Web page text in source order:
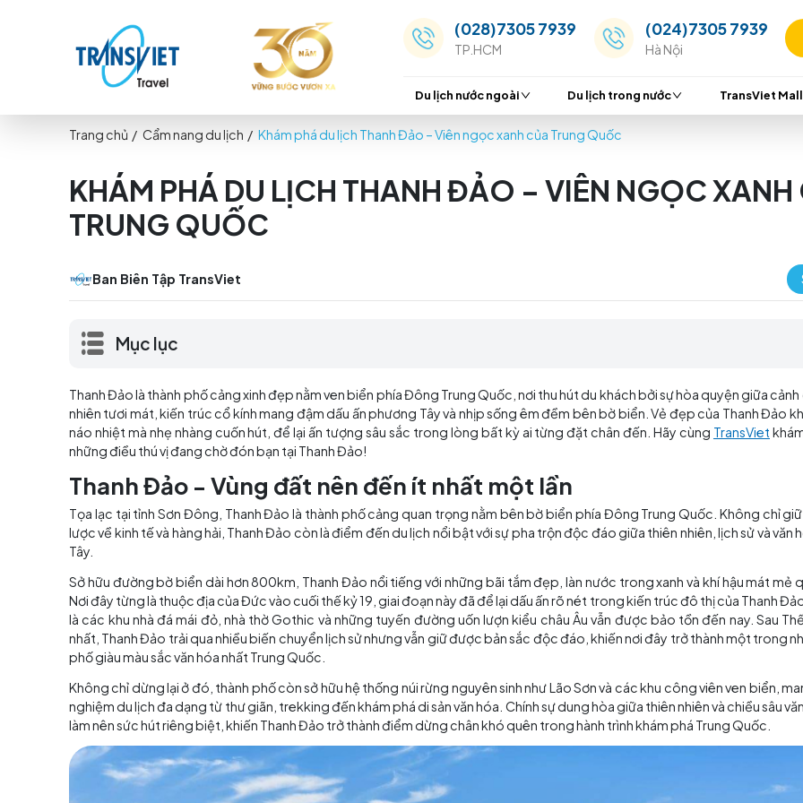
(028)7305 7939
Hà Nội
Du lịch nước ngoài Du lịch trong nước
KHÁM PHÁ DU LỊCH THANH ĐẢO – VIÊN
TRUNG QUỐC
Mục lục
Thanh Đảo là thành phố cảng xinh đẹp nằm ven biển phía Đông Trung Quốc, nơi thu hút du khách bởi
nhiên tươi mát, kiến trúc cổ kính mang đậm dấu ấn phương Tây và nhịp sống êm đềm bên bờ biển. Vẻ
náo nhiệt mà nhẹ nhàng cuốn hút, để lại ấn tượng sâu sắc trong lòng bất kỳ ai từng đặt chân đến.
những điều thú vị đang chờ đón bạn tại Thanh Đảo!
Thanh Đảo - Vùng đất nên đến ít nhất một lần
Tọa lạc tại tỉnh Sơn Đông, Thanh Đảo là thành phố cảng quan trọng nằm bên bờ biển phía Đông Trung
lược về kinh tế và hàng hải, Thanh Đảo còn là điểm đến du lịch nổi bật với sự pha trộn độc đáo giữa thiên
Tây.
Sở hữu đường bờ biển dài hơn 800km, Thanh Đảo nổi tiếng với những bãi tắm đẹp, làn nước trong
Nơi đây từng là thuộc địa của Đức vào cuối thế kỷ 19, giai đoạn này đã để lại dấu ấn rõ nét trong kiến trúc
là các khu nhà đá mái đỏ, nhà thờ Gothic và những tuyến đường uốn lượn kiểu châu Âu vẫn được bảo
nhất, Thanh Đảo trải qua nhiều biến chuyển lịch sử nhưng vẫn giữ được bản sắc độc đáo, khiến nơi đây
phố giàu màu sắc văn hóa nhất Trung Quốc.